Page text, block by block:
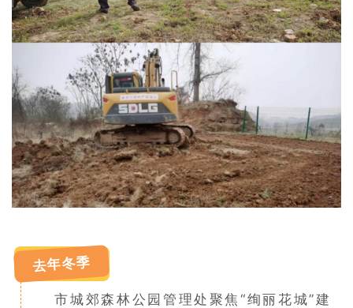
去年冬季
市城郊森林公园管理处聚焦“绚丽花城”建